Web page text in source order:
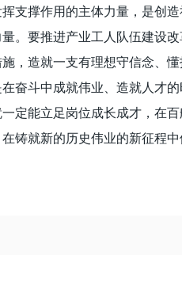
支撑作用的主体力量，是创
。要推进产业工人队伍建设
，造就一支有理想守信念、
奋斗中成就伟业、造就人才
定能立足岗位成长成才，在
铸就新的历史伟业的新征程中